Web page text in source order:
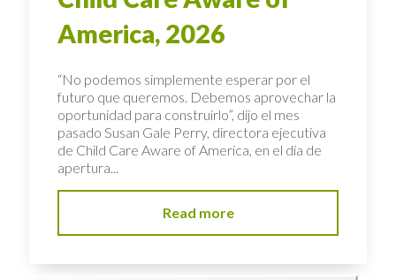
America, 2026
“No podemos simplemente esperar por el
futuro que queremos. Debemos aprovechar la
oportunidad para construirlo”, dijo el mes
pasado Susan Gale Perry, directora ejecutiva
de Child Care Aware of America, en el día de
apertura...
Read more